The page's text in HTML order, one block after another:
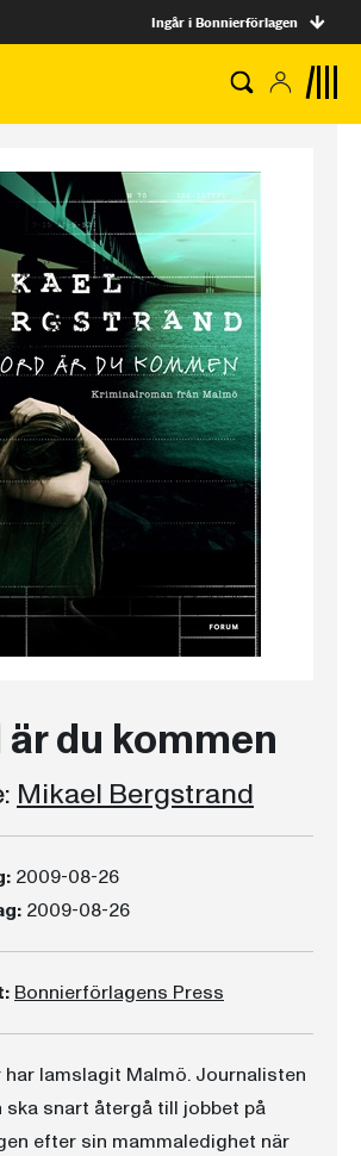
Ingår i Bonnierförlagen
är du kommen
Mikael Bergstrand
2009-08-26
2009-08-26
Bonnierförlagens Press
har lamslagit Malmö. Journalisten
ska snart återgå till jobbet på
efter sin mammaledighet när